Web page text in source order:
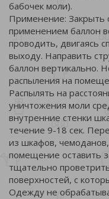
бабочек моли).
Применение: Закрыть
применением баллон
проводить, двигаясь
выходу. Направить
баллон вертикально.
распыления на
Распылять на
уничтожения моли
внутренние стенки
течение 9-18 сек.
из шкафов,
помещение оставить
тщательно
поверхностей, с
Одежду не